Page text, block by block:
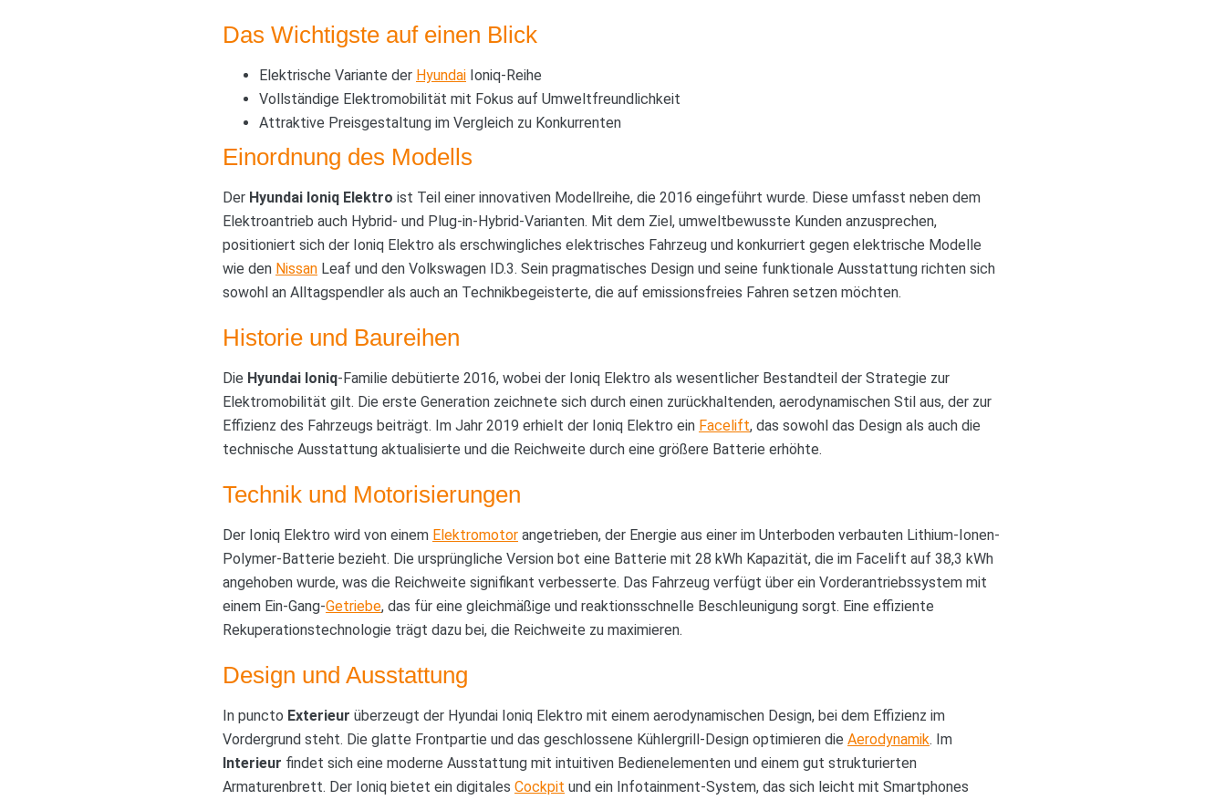
Das Wichtigste auf einen Blick
Elektrische Variante der Hyundai Ioniq-Reihe
Vollständige Elektromobilität mit Fokus auf Umweltfreundlichkeit
Attraktive Preisgestaltung im Vergleich zu Konkurrenten
Einordnung des Modells
Der Hyundai Ioniq Elektro ist Teil einer innovativen Modellreihe, die 2016 eingeführt wurde. Diese umfasst neben dem
Elektroantrieb auch Hybrid- und Plug-in-Hybrid-Varianten. Mit dem Ziel, umweltbewusste Kunden anzusprechen,
positioniert sich der Ioniq Elektro als erschwingliches elektrisches Fahrzeug und konkurriert gegen elektrische Modelle
wie den Nissan Leaf und den Volkswagen ID.3. Sein pragmatisches Design und seine funktionale Ausstattung richten sich
sowohl an Alltagspendler als auch an Technikbegeisterte, die auf emissionsfreies Fahren setzen möchten.
Historie und Baureihen
Die Hyundai Ioniq-Familie debütierte 2016, wobei der Ioniq Elektro als wesentlicher Bestandteil der Strategie zur
Elektromobilität gilt. Die erste Generation zeichnete sich durch einen zurückhaltenden, aerodynamischen Stil aus, der zur
Effizienz des Fahrzeugs beiträgt. Im Jahr 2019 erhielt der Ioniq Elektro ein Facelift, das sowohl das Design als auch die
technische Ausstattung aktualisierte und die Reichweite durch eine größere Batterie erhöhte.
Technik und Motorisierungen
Der Ioniq Elektro wird von einem Elektromotor angetrieben, der Energie aus einer im Unterboden verbauten Lithium-Ionen-
Polymer-Batterie bezieht. Die ursprüngliche Version bot eine Batterie mit 28 kWh Kapazität, die im Facelift auf 38,3 kWh
angehoben wurde, was die Reichweite signifikant verbesserte. Das Fahrzeug verfügt über ein Vorderantriebssystem mit
einem Ein-Gang-Getriebe, das für eine gleichmäßige und reaktionsschnelle Beschleunigung sorgt. Eine effiziente
Rekuperationstechnologie trägt dazu bei, die Reichweite zu maximieren.
Design und Ausstattung
In puncto Exterieur überzeugt der Hyundai Ioniq Elektro mit einem aerodynamischen Design, bei dem Effizienz im
Vordergrund steht. Die glatte Frontpartie und das geschlossene Kühlergrill-Design optimieren die Aerodynamik. Im
Interieur findet sich eine moderne Ausstattung mit intuitiven Bedienelementen und einem gut strukturierten
Armaturenbrett. Der Ioniq bietet ein digitales Cockpit und ein Infotainment-System, das sich leicht mit Smartphones